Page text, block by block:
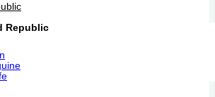
Republic